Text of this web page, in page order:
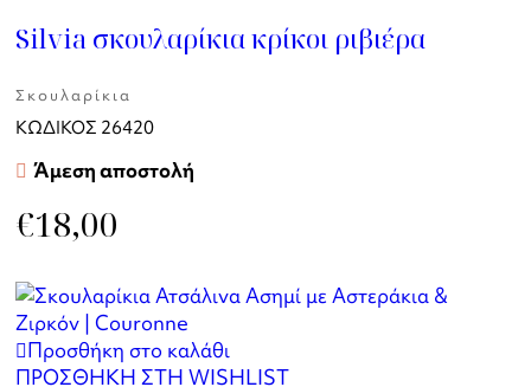
Silvia σκουλαρίκια κρίκοι ριβιέρα
Σκουλαρίκια
ΚΩΔΙΚΟΣ 26420
Άμεση αποστολή
€18,00
Προσθήκη στο καλάθι
ΠΡΟΣΘΗΚΗ ΣΤΗ WISHLIST